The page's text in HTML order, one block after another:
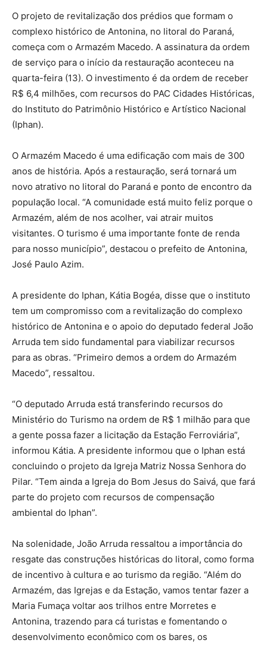
O projeto de revitalização dos prédios que formam o
complexo histórico de Antonina, no litoral do Paraná,
começa com o Armazém Macedo. A assinatura da ordem
de serviço para o início da restauração aconteceu na
quarta-feira (13). O investimento é da ordem de receber
R$ 6,4 milhões, com recursos do PAC Cidades Históricas,
do Instituto do Patrimônio Histórico e Artístico Nacional
(Iphan).
O Armazém Macedo é uma edificação com mais de 300
anos de história. Após a restauração, será tornará um
novo atrativo no litoral do Paraná e ponto de encontro da
população local. “A comunidade está muito feliz porque o
Armazém, além de nos acolher, vai atrair muitos
visitantes. O turismo é uma importante fonte de renda
para nosso município”, destacou o prefeito de Antonina,
José Paulo Azim.
A presidente do Iphan, Kátia Bogéa, disse que o instituto
tem um compromisso com a revitalização do complexo
histórico de Antonina e o apoio do deputado federal João
Arruda tem sido fundamental para viabilizar recursos
para as obras. “Primeiro demos a ordem do Armazém
Macedo”, ressaltou.
“O deputado Arruda está transferindo recursos do
Ministério do Turismo na ordem de R$ 1 milhão para que
a gente possa fazer a licitação da Estação Ferroviária”,
informou Kátia. A presidente informou que o Iphan está
concluindo o projeto da Igreja Matriz Nossa Senhora do
Pilar. “Tem ainda a Igreja do Bom Jesus do Saivá, que fará
parte do projeto com recursos de compensação
ambiental do Iphan”.
Na solenidade, João Arruda ressaltou a importância do
resgate das construções históricas do litoral, como forma
de incentivo à cultura e ao turismo da região. “Além do
Armazém, das Igrejas e da Estação, vamos tentar fazer a
Maria Fumaça voltar aos trilhos entre Morretes e
Antonina, trazendo para cá turistas e fomentando o
desenvolvimento econômico com os bares, os